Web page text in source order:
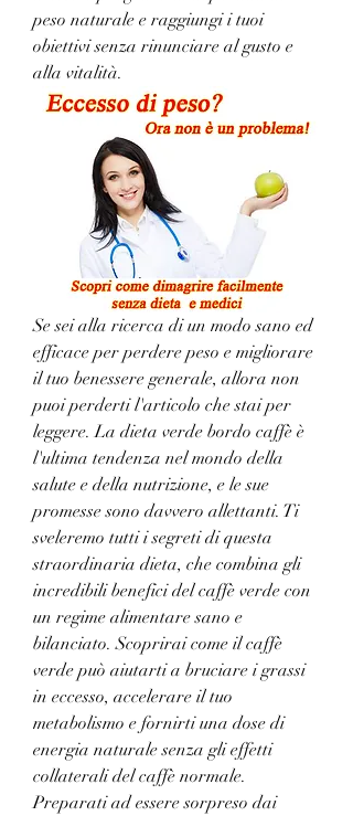
peso naturale e raggiungi i tuoi
obiettivi senza rinunciare al gusto e
alla vitalità.
Se sei alla ricerca di un modo sano ed
efficace per perdere peso e migliorare
il tuo benessere generale, allora non
puoi perderti l'articolo che stai per
leggere. La dieta verde bordo caffè è
l'ultima tendenza nel mondo della
salute e della nutrizione, e le sue
promesse sono davvero allettanti. Ti
sveleremo tutti i segreti di questa
straordinaria dieta, che combina gli
incredibili benefici del caffè verde con
un regime alimentare sano e
bilanciato. Scoprirai come il caffè
verde può aiutarti a bruciare i grassi
in eccesso, accelerare il tuo
metabolismo e fornirti una dose di
energia naturale senza gli effetti
collaterali del caffè normale.
Preparati ad essere sorpreso dai